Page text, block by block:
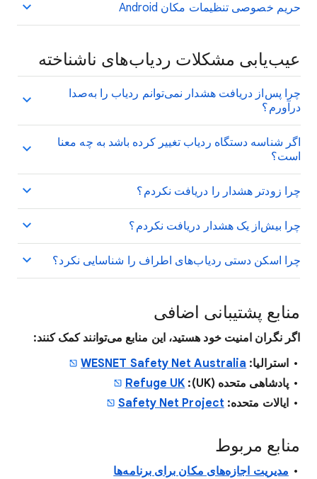
حریم خصوصی تنظیمات مکان Android
عیب‌یابی مشکلات ردیاب‌های ناشناخته
چرا پس‌از دریافت هشدار نمی‌توانم ردیاب را به‌صدا
درآورم؟
اگر شناسه دستگاه ردیاب تغییر کرده باشد به چه معنا
است؟
چرا زودتر هشدار را دریافت نکردم؟
چرا بیش‌از یک هشدار دریافت نکردم؟
چرا اسکن دستی ردیاب‌های اطراف را شناسایی نکرد؟
منابع پشتیبانی اضافی
اگر نگران امنیت خود هستید، این منابع می‌توانند کمک کنند:
استرالیا: WESNET Safety Net Australia
پادشاهی متحده (UK):
Refuge UK
ایالات متحده: Safety Net Project
منابع مربوط
مدیریت اجازه‌های مکان برای برنامه‌ها